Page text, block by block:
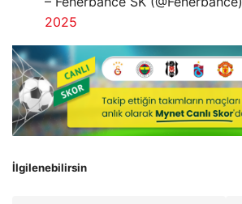
2025
İlgilenebilirsin